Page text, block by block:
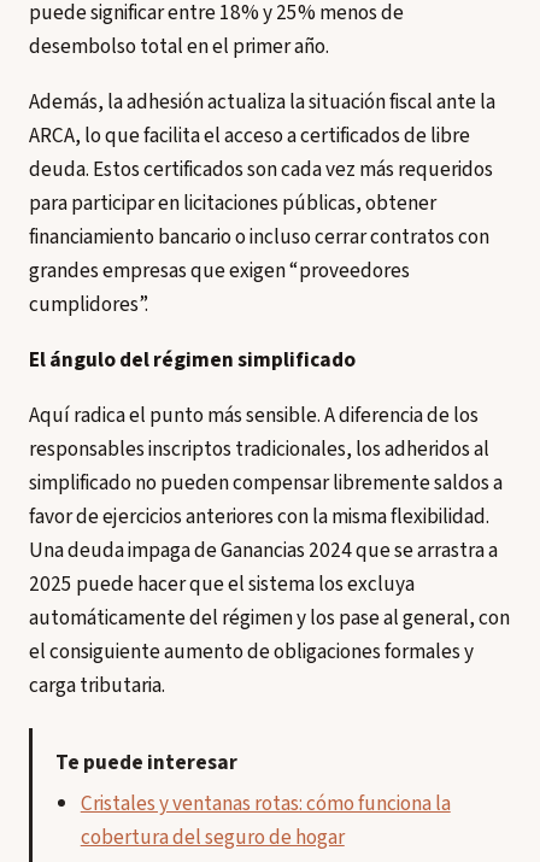
puede significar entre 18% y 25% menos de
desembolso total en el primer año.
Además, la adhesión actualiza la situación fiscal ante la
ARCA, lo que facilita el acceso a certificados de libre
deuda. Estos certificados son cada vez más requeridos
para participar en licitaciones públicas, obtener
financiamiento bancario o incluso cerrar contratos con
grandes empresas que exigen “proveedores
cumplidores”.
El ángulo del régimen simplificado
Aquí radica el punto más sensible. A diferencia de los
responsables inscriptos tradicionales, los adheridos al
simplificado no pueden compensar libremente saldos a
favor de ejercicios anteriores con la misma flexibilidad.
Una deuda impaga de Ganancias 2024 que se arrastra a
2025 puede hacer que el sistema los excluya
automáticamente del régimen y los pase al general, con
el consiguiente aumento de obligaciones formales y
carga tributaria.
Te puede interesar
Cristales y ventanas rotas: cómo funciona la
cobertura del seguro de hogar